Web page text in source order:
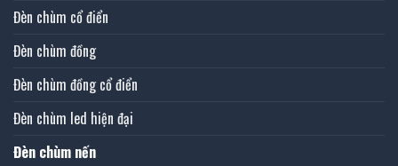
Đèn chùm cổ điển
Đèn chùm đồng
Đèn chùm đồng cổ điển
Đèn chùm led hiện đại
Đèn chùm nến